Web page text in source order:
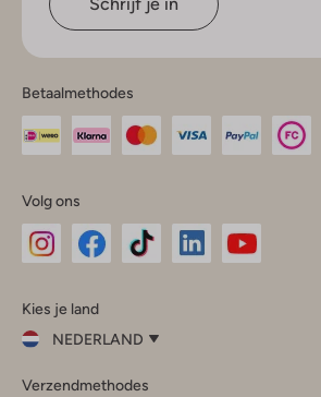
Betaalmethodes
Volg ons
InstagramFacebook
Kies je land
NEDERLAND
je
Verzendmethodes